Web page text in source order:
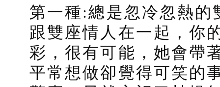
第一種:總是忽冷忽熱的
跟雙座情人在一起，你
彩，很有可能，她會帶
平常想做卻覺得可笑的